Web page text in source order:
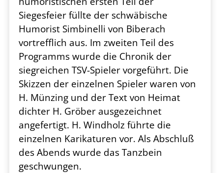
Siegesfeier füllte der schwäbische
Humorist Simbinelli von Biberach
vortrefflich aus. Im zweiten Teil des
Programms wurde die Chronik der
siegreichen TSV-Spieler vorgeführt. Die
Skizzen der einzelnen Spieler waren von
H. Münzing und der Text von Heimat
dichter H. Gröber ausgezeichnet
angefertigt. H. Windholz führte die
einzelnen Karikaturen vor. Als Abschluß
des Abends wurde das Tanzbein
geschwungen.